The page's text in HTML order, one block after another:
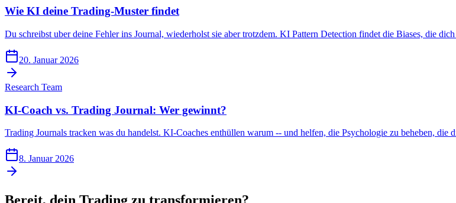
Wie KI deine Trading-Muster findet
Du schreibst uber deine Fehler ins Journal, wiederholst sie aber trotzdem. KI Pattern Detection findet die Biases, die
20. Januar 2026
Research Team
KI-Coach vs. Trading Journal: Wer gewinnt?
Trading Journals tracken was du handelst. KI-Coaches enthüllen warum -- und helfen, die Psychologie zu beheben, die
8. Januar 2026